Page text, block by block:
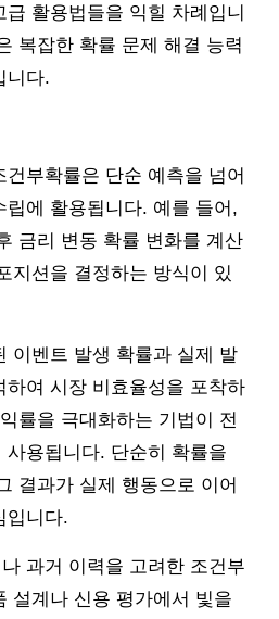
활용법들을 익힐 차례입니
복잡한 확률 문제 해결 능력
니다.
부확률은 단순 예측을 넘어
립에 활용됩니다. 예를 들어,
금리 변동 확률 변화를 계산
지션을 결정하는 방식이 있
이벤트 발생 확률과 실제 발
여 시장 비효율성을 포착하
률을 극대화하는 기법이 전
사용됩니다. 단순히 확률을
결과가 실제 행동으로 이어
입니다.
과거 이력을 고려한 조건부
설계나 신용 평가에서 빛을